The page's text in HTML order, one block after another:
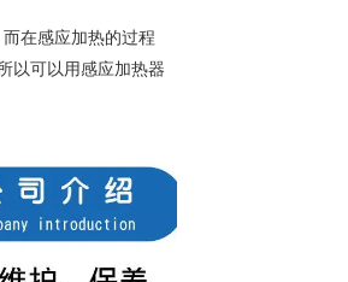
在感应加热的过程
以可以用感应加热器